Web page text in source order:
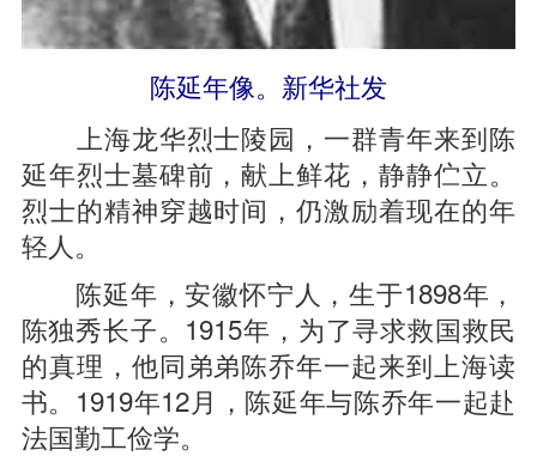
陈延年像。新华社发
上海龙华烈士陵园，一群青年来到陈
延年烈士墓碑前，献上鲜花，静静伫立。
烈士的精神穿越时间，仍激励着现在的年
轻人。
陈延年，安徽怀宁人，生于1898年，
陈独秀长子。1915年，为了寻求救国救民
的真理，他同弟弟陈乔年一起来到上海读
书。1919年12月，陈延年与陈乔年一起赴
法国勤工俭学。